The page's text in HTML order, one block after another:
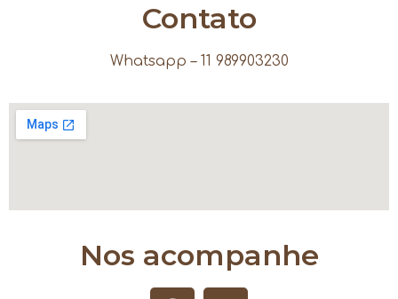
Contato
Whatsapp – 11 989903230
Nos acompanhe